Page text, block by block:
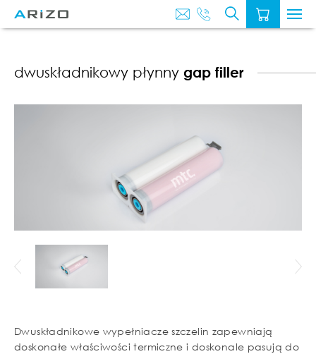
NAS
dwuskładnikowy płynny gap filler
Dwuskładnikowe wypełniacze szczelin zapewniają
doskonałe właściwości termiczne i doskonale pasują do